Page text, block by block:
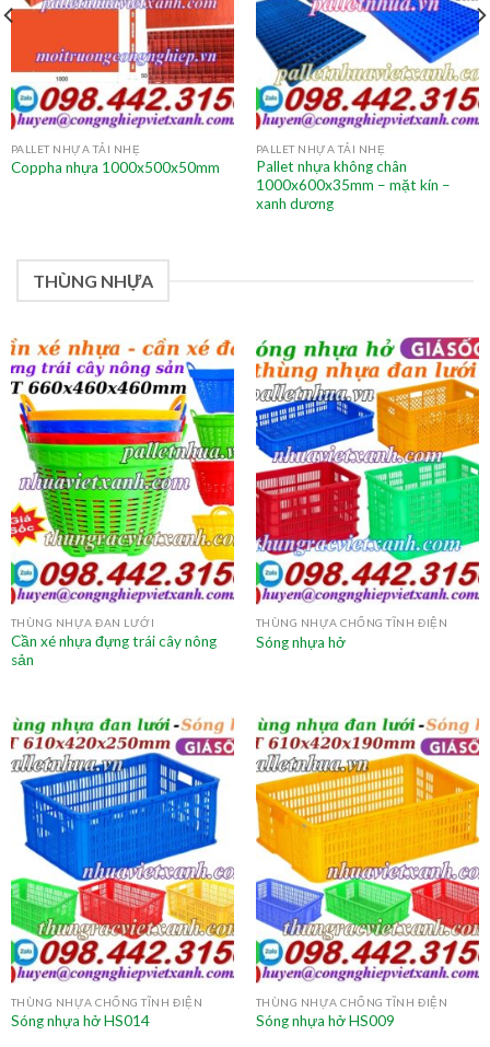
PALLET NHỰA TẢI NHẸ
Coppha nhựa 1000x500x50mm
PALLET NHỰA TẢI NHẸ
Pallet nhựa không chân
1000x600x35mm – mặt kín –
xanh dương
THÙNG NHỰA
THÙNG NHỰA ĐAN LƯỚI
Cần xé nhựa đựng trái cây nông
sản
THÙNG NHỰA CHỐNG TĨNH ĐIỆN
Sóng nhựa hở
THÙNG NHỰA CHỐNG TĨNH ĐIỆN
Sóng nhựa hở HS014
THÙNG NHỰA CHỐNG TĨNH ĐIỆN
Sóng nhựa hở HS009